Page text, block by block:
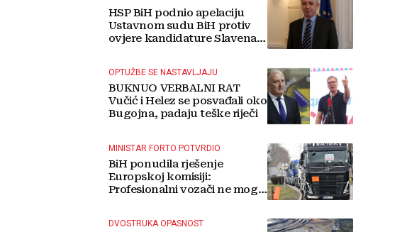
HSP BiH podnio apelaciju
Ustavnom sudu BiH protiv
ovjere kandidature Slavena
OPTUŽBE SE NASTAVLJAJU
BUKNUO VERBALNI RAT
Vučić i Helez se posvađali oko
Bugojna, padaju teške riječi
MINISTAR FORTO POTVRDIO
BiH ponudila rješenje
Europskoj komisiji:
Profesionalni vozači ne mogu
DVOSTRUKA OPASNOST